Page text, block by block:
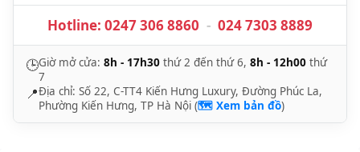
Hotline: 0247 306 8860 - 024 7303 8889
🕒Giờ mở cửa: 8h - 17h30 thứ 2 đến thứ 6, 8h - 12h00 thứ
7
📍Địa chỉ: Số 22, C-TT4 Kiến Hưng Luxury, Đường Phúc La,
Phường Kiến Hưng, TP Hà Nội (🗺️ Xem bản đồ)